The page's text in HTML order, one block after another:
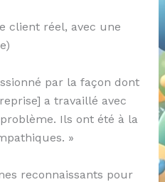
client réel, avec une
par la façon dont
a travaillé avec
Ils ont été à la
»
reconnaissants pour